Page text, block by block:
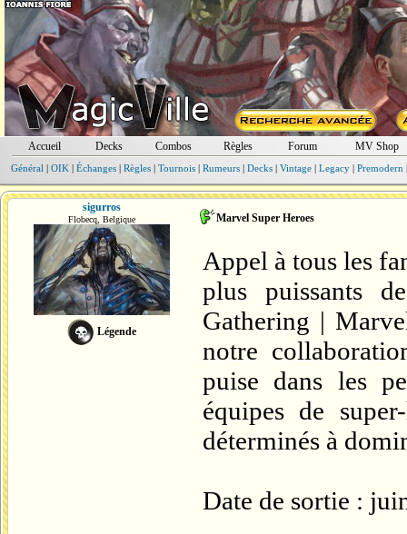
Accueil Decks Combos Règles Forum MV Shop
Général | OIK | Échanges| Règles| Tournois| Rumeurs| Decks| Vintage| Legacy| Premodern
sigurros
Flobecq, Belgique
Légende
Marvel Super Heroes
Appel à tous les
plus puissants
Gathering |
notre
puise dans les
équipes de
déterminés à
Date de sortie :